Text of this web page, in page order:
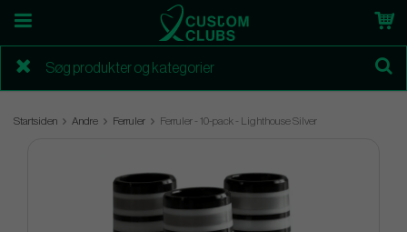
Startsiden Andre Ferruler Ferruler - 10-pack - Lighthouse Silver